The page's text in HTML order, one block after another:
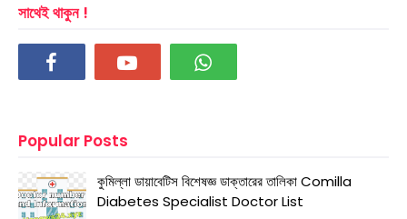
সাথেই থাকুন !
Popular Posts
কুমিল্লা ডায়াবেটিস বিশেষজ্ঞ ডাক্তারের তালিকা Comilla
Diabetes Specialist Doctor List